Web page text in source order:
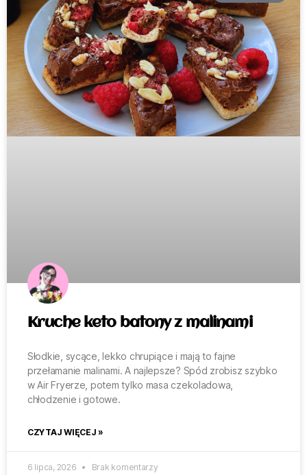
Kruche keto batony z malinami
Słodkie, sycące, lekko chrupiące i mają to fajne
przełamanie malinami. A najlepsze? Spód zrobisz szybko
w Air Fryerze, potem tylko masa czekoladowa,
chłodzenie i gotowe.
CZYTAJ WIĘCEJ »
6 lipca, 2026 Brak komentarzy